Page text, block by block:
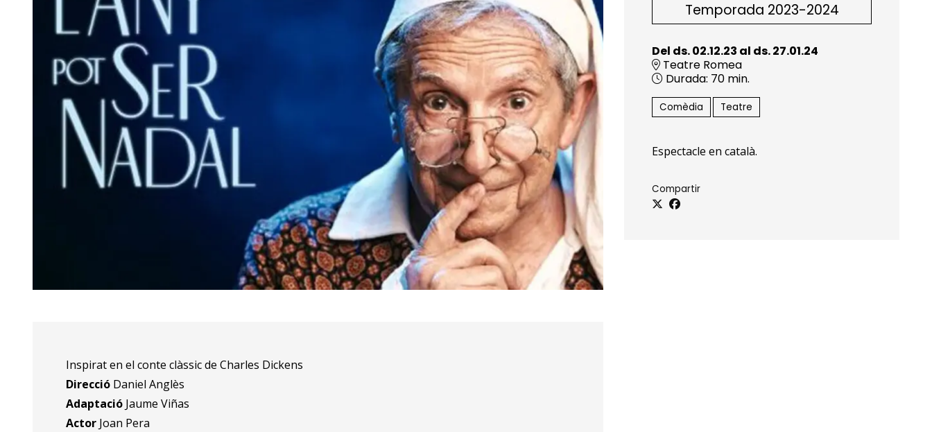
Temporada 2023-2024
Del ds. 02.12.23 al ds. 27.01.24
Teatre Romea
Durada: 70 min.
Comèdia Teatre
Espectacle en català.
Compartir
Inspirat en el conte clàssic de Charles Dickens
Direcció Daniel Anglès
Adaptació Jaume Viñas
Actor Joan Pera